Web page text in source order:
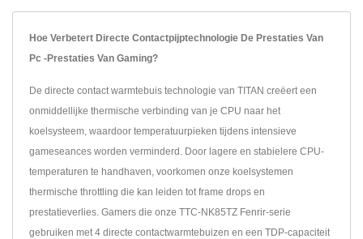
Hoe Verbetert Directe Contactpijptechnologie De Prestaties Van
Pc -prestaties Van Gaming?
De directe contact warmtebuis technologie van TITAN creëert een
onmiddellijke thermische verbinding van je CPU naar het
koelsysteem, waardoor temperatuurpieken tijdens intensieve
gameseances worden verminderd. Door lagere en stabielere CPU-
temperaturen te handhaven, voorkomen onze koelsystemen
thermische throttling die kan leiden tot frame drops en
prestatieverlies. Gamers die onze TTC-NK85TZ Fenrir-serie
gebruiken met 4 directe contactwarmtebuizen en een TDP-capaciteit